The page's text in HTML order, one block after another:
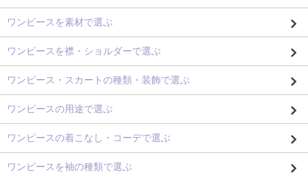
ワンピースを素材で選ぶ
ワンピースを襟・ショルダーで選ぶ
ワンピース・スカートの種類・装飾で選ぶ
ワンピースの用途で選ぶ
ワンピースの着こなし・コーデで選ぶ
ワンピースを袖の種類で選ぶ